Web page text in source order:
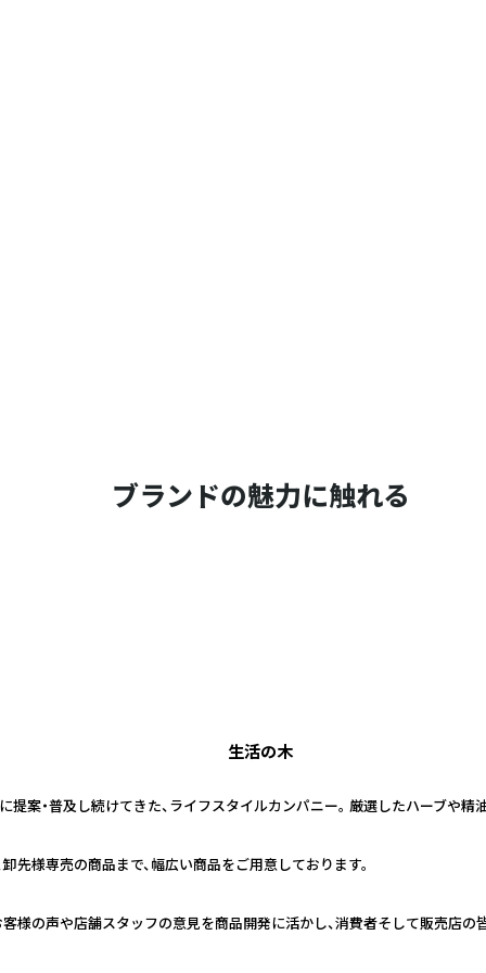
ブランドの魅力に触れる
生活の木
に提案・普及し続けてきた、ライフスタイルカンパニー。 厳選したハーブや
先様専売の商品まで、幅広い商品をご用意しております。
様の声や店舗スタッフの意見を商品開発に活かし、消費者そして販売店の